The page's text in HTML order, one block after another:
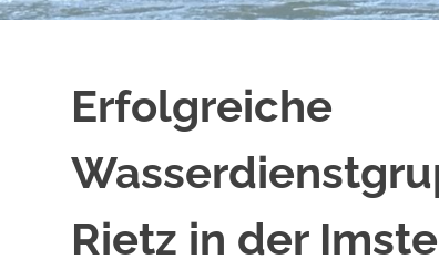
Rietz in der